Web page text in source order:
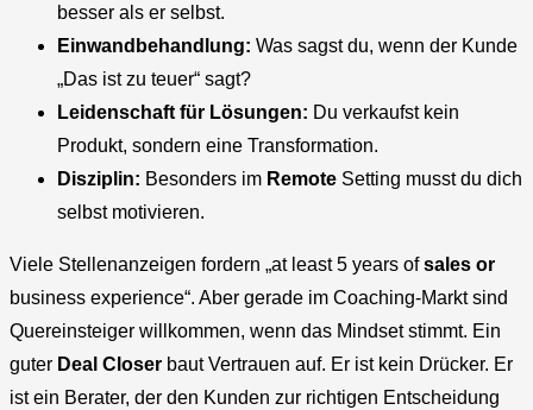
besser als er selbst.
Einwandbehandlung: Was sagst du, wenn der Kunde
„Das ist zu teuer“ sagt?
Leidenschaft für Lösungen: Du verkaufst kein
Produkt, sondern eine Transformation.
Disziplin: Besonders im Remote Setting musst du dich
selbst motivieren.
Viele Stellenanzeigen fordern „at least 5 years ofsales or
business experience“. Aber gerade im Coaching-Markt sind
Quereinsteiger willkommen, wenn das Mindset stimmt. Ein
guter Deal Closer baut Vertrauen auf. Er ist kein Drücker. Er
ist ein Berater, der den Kunden zur richtigen Entscheidung